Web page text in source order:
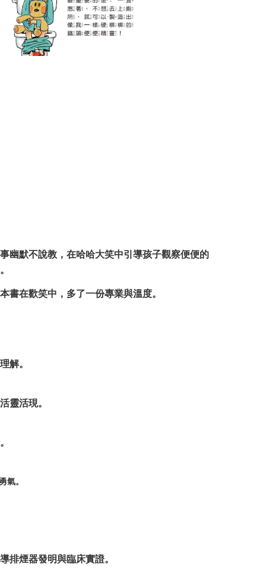
幽默不說教，在哈哈大笑中引導孩子觀察便便的
書在歡笑中，多了一份專業與溫度。
解。
靈活現。
氣。
排煙器發明與臨床實證。